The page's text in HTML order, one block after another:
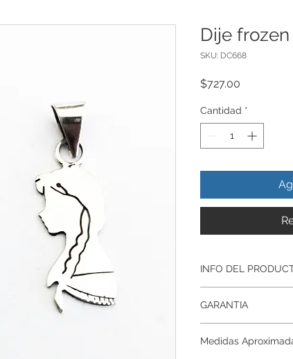
Dije
SKU: DC668
$727.00
Cantidad *
INFO DEL
ley.925
Todos nuestros
artesanalmente ,
GARANTIA
Respaldamos
Medidas